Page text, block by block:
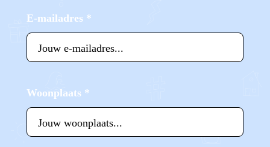
E-mailadres *
Woonplaats *